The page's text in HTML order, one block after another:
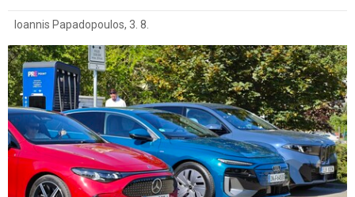
Ioannis Papadopoulos, 3. 8.